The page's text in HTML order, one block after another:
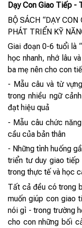
Dạy Con Giao Tiếp -
BỘ SÁCH “DẠY
PHÁT TRIỂN KỸ
Giai đoạn 0-6 tuổi là
học nhanh, nhớ lâu
ba mẹ nên cho con
- Mẫu câu và từ
trong nhiều ngữ
đạt hiệu quả
- Mẫu câu chức
cầu của bản thân
- Những tình huống
triển tư duy giao
trong thực tế và học
Tất cả đều có trong
muốn giúp con giao
nói gì - trong trường
cho con những bối